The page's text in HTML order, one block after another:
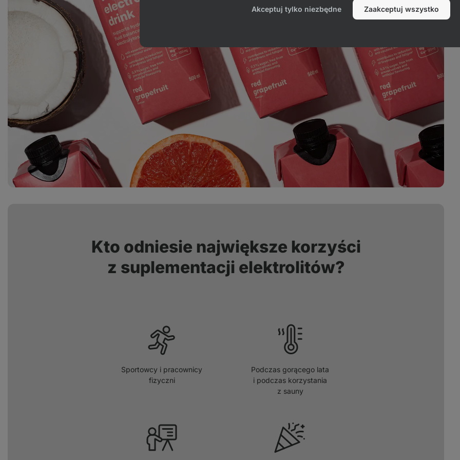
Kto odniesie największe korzyści
z suplementacji elektrolitów?
Sportowcy i pracownicy
fizyczni
Podczas gorącego lata
i podczas korzystania
z sauny
Akceptuj tylko niezbędne Zaakceptuj wszystko